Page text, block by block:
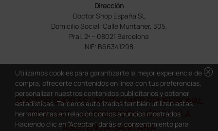
Dirección
Doctor Shop España SL
Domicilio Social: Calle Muntaner, 305,
Pral. 2ª – 08021 Barcelona
NIF: B66341298
DOCTOR SHOP ES UN SITIO WEB PROFESIONAL
DEDICADO A LA PROFESIÓN MÉDICA Y LA
ASISTENCIA SANITARIA
cancel
Utilizamos cookies para garantizarte la mejor experiencia de
compra, ofrecerte contenidos en línea con tus preferencias,
personalizar nuestros contenidos publicitarios y obtener
estadísticas. Terceros autorizados también utilizan estas
herramientas en relación con los anuncios mostrados.
Haciendo clic en “Aceptar” darás el consentimiento para